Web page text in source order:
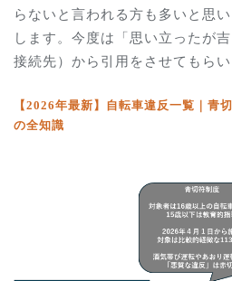
らないと言われる方も多いと思
します。今度は「思い立ったが
接続先）から引用をさせてもらい
【2026年最新 】 自転車違反一覧｜青
の全知識